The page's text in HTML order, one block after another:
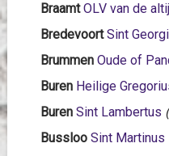
Braamt OLV van de
BredevoortSint
Brummen Oude of
Buren Heilige
Buren Sint Lambertus
Bussloo Sint Martinus